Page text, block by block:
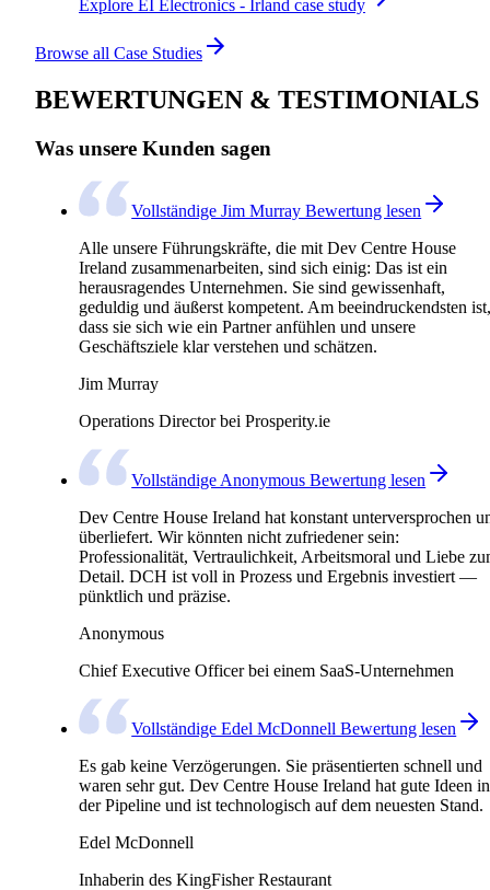
Explore EI Electronics - Irland case study
Browse all Case Studies
BEWERTUNGEN & TESTIMONIALS
Was unsere Kunden sagen
Vollständige Jim Murray Bewertung lesen
Alle unsere Führungskräfte, die mit Dev Centre House
Ireland zusammenarbeiten, sind sich einig: Das ist ein
herausragendes Unternehmen. Sie sind gewissenhaft,
geduldig und äußerst kompetent. Am beeindruckendsten ist,
dass sie sich wie ein Partner anfühlen und unsere
Geschäftsziele klar verstehen und schätzen.
Jim Murray
Operations Director bei Prosperity.ie
Vollständige Anonymous Bewertung lesen
Dev Centre House Ireland hat konstant unterversprochen
überliefert. Wir könnten nicht zufriedener sein:
Professionalität, Vertraulichkeit, Arbeitsmoral und Liebe
Detail. DCH ist voll in Prozess und Ergebnis investiert —
pünktlich und präzise.
Anonymous
Chief Executive Officer bei einem SaaS-Unternehmen
Vollständige Edel McDonnell Bewertung lesen
Es gab keine Verzögerungen. Sie präsentierten schnell und
waren sehr gut. Dev Centre House Ireland hat gute Ideen in
der Pipeline und ist technologisch auf dem neuesten Stand.
Edel McDonnell
Inhaberin des KingFisher Restaurant